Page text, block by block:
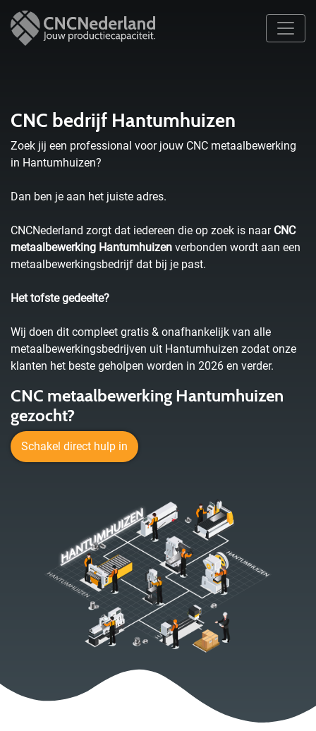
CNC bedrijf Hantumhuizen
Zoek jij een professional voor jouw CNC metaalbewerking
in Hantumhuizen?
Dan ben je aan het juiste adres.
CNCNederland zorgt dat iedereen die op zoek is naar CNC
metaalbewerking Hantumhuizen verbonden wordt aan een
metaalbewerkingsbedrijf dat bij je past.
Het tofste gedeelte?
Wij doen dit compleet gratis & onafhankelijk van alle
metaalbewerkingsbedrijven uit Hantumhuizen zodat onze
klanten het beste geholpen worden in 2026 en verder.
CNC metaalbewerking Hantumhuizen
gezocht?
Schakel direct hulp in